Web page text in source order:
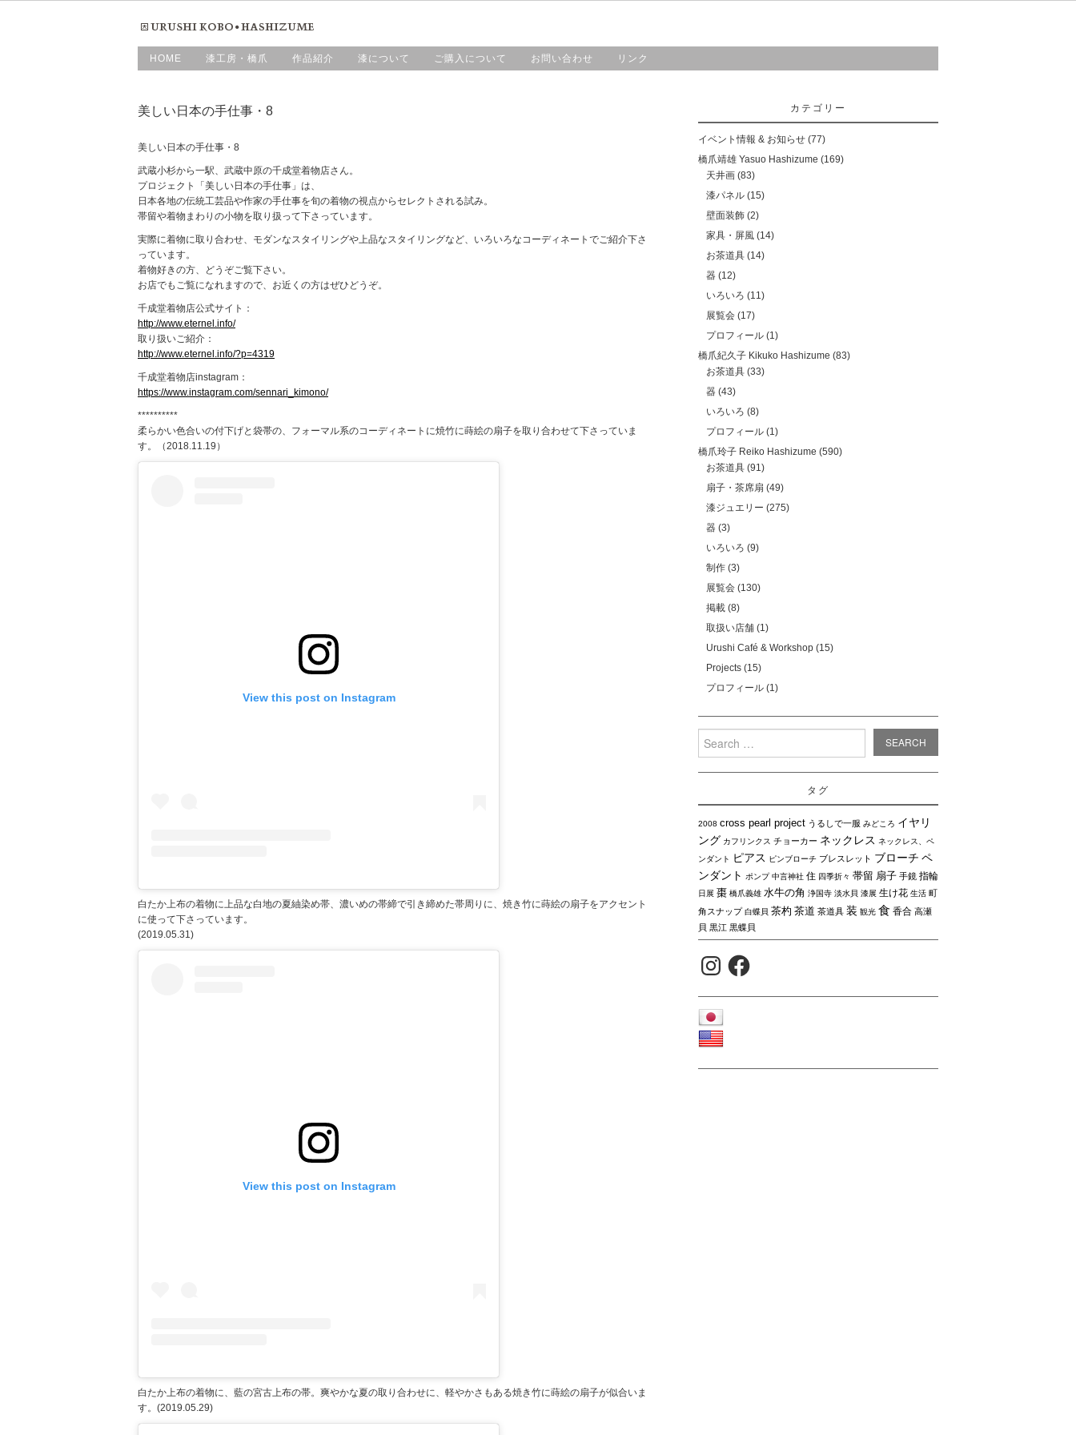
HOME 漆工房・橋爪 作品紹介 漆について ご購入について お問い合わせ リンク
美しい日本の手仕事・8
美しい日本の手仕事・8
武蔵小杉から一駅、武蔵中原の千成堂着物店さん。
プロジェクト「美しい日本の手仕事」は、
日本各地の伝統工芸品や作家の手仕事を旬の着物の視点からセレクトされる試み。
帯留や着物まわりの小物を取り扱って下さっています。
実際に着物に取り合わせ、モダンなスタイリングや上品なスタイリングなど、いろいろなコーディネートでご紹介下さ
っています。
着物好きの方、どうぞご覧下さい。
お店でもご覧になれますので、お近くの方はぜひどうぞ。
千成堂着物店公式サイト：
http://www.eternel.info/
取り扱いご紹介：
http://www.eternel.info/?p=4319
千成堂着物店instagram：
https://www.instagram.com/sennari_kimono/
**********
柔らかい色合いの付下げと袋帯の、フォーマル系のコーディネートに焼竹に蒔絵の扇子を取り合わせて下さっていま
す。（2018.11.19）
View this post on Instagram
白たか上布の着物に上品な白地の夏紬染め帯、濃いめの帯締で引き締めた帯周りに、焼き竹に蒔絵の扇子をアクセント
に使って下さっています。
(2019.05.31)
View this post on Instagram
白たか上布の着物に、藍の宮古上布の帯。爽やかな夏の取り合わせに、軽やかさもある焼き竹に蒔絵の扇子が似合いま
す。(2019.05.29)
カテゴリー
イベント情報 & お知らせ (77)
橋爪靖雄 Yasuo Hashizume (169)
天井画 (83)
漆パネル (15)
壁面装飾 (2)
家具・屏風 (14)
お茶道具 (14)
器 (12)
いろいろ (11)
展覧会 (17)
プロフィール (1)
橋爪紀久子 Kikuko Hashizume (83)
お茶道具 (33)
器 (43)
いろいろ (8)
プロフィール (1)
橋爪玲子 Reiko Hashizume (590)
お茶道具 (91)
扇子・茶席扇 (49)
漆ジュエリー (275)
器 (3)
いろいろ (9)
制作 (3)
展覧会 (130)
掲載 (8)
取扱い店舗 (1)
Urushi Café & Workshop (15)
Projects (15)
プロフィール (1)
for:
タグ
2008 cross pearl project うるしで一服 みどころ イヤリ
ング カフリンクス チョーカー ネックレス ネックレス、ペ
ンダント
ピアス ピンブローチ ブレスレット ブローチ ペ
ンダント
ポンプ 中言神社 住 四季折々 帯留 扇子 手鏡 指輪
日展 棗 橋爪義雄 水牛の角 浄国寺 淡水貝 漆展 生け花 生活 町
角スナップ 白蝶貝 茶杓 茶道 茶道具 装 観光 食 香合 高瀬
貝 黒江 黒蝶貝
InstagramFacebook